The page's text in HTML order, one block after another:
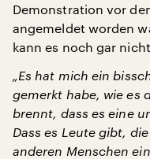
Demonstration vor
angemeldet worden
kann es noch gar
„Es hat mich ein
gemerkt habe, wie es
brennt, dass es eine
Dass es Leute gibt,
anderen Menschen